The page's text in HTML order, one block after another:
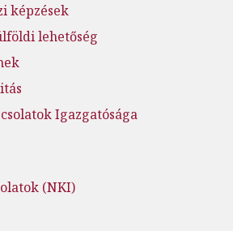
képzések
lehetőség
Igazgatósága
(NKI)